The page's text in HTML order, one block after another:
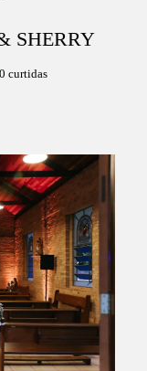
SHERRY
curtidas